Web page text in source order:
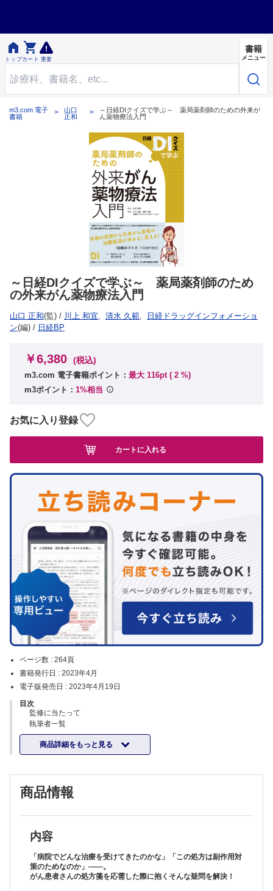

トップ

カート 重要
書籍
メニュー
m3.com 電子
書籍
山口
正和
～日経DIクイズで学ぶ～ 薬局薬剤師のための外来が
ん薬物療法入門
～日経DIクイズで学ぶ～ 薬局薬剤師のため
の外来がん薬物療法入門
山口 正和(監) / 川上 和宜, 清水 久範,
日経ドラッグインフォメーショ
ン(編) / 日経BP
ページ数 : 264頁
書籍発行日 : 2023年4月
電子版発売日 : 2023年4月19日
目次
監修に当たって
執筆者一覧
Part.1 基礎知識編
胃がん
がん薬物療法の基礎知識/ 症例から学ぶ薬物療法
がん薬物療法の基礎知識/ 症例から学ぶ薬物療法
がん薬物療法の副作用マネジメント
がん薬物療法の副作用マネジメント
乳がん
がん薬物療法の基礎知識/ 症例から学ぶ薬物療法
がん薬物療法の副作用マネジメント
膵臓がん
商品詳細をもっと見る
￥6,380 (税込)
m3.com 電子書籍ポイント： 最大 116pt ( 2 %)
m3ポイント： 1%相当
お気に入り登録
カートに入れる
商品情報
内容
「病院でどんな治療を受けてきたのかな」「この処方は副作用対
策のためなのか」――。
がん患者さんの処方箋を応需した際に抱くそんな疑問を解決！